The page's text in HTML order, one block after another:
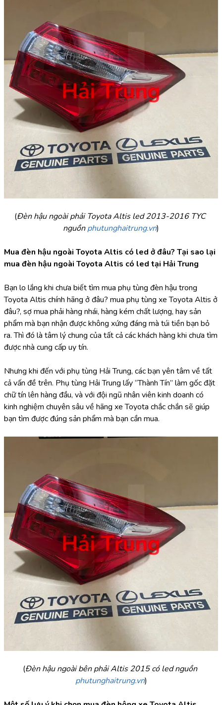
(Đèn hậu ngoài phải Toyota Altis led 2013-2016 TYC
nguồn phutunghaitrung.vn)
Mua đèn hậu ngoài Toyota Altis có led ở đâu? Tại sao lại
mua đèn hậu ngoài Toyota Altis có led tại Hải Trung
Bạn lo lắng khi chưa biết tìm mua phụ tùng đèn hậu trong
Toyota Altis chính hãng ở đâu? mua phụ tùng xe Toyota Altis ở
đâu?, sợ mua phải hàng nhái, hàng kém chất lượng, hay sản
phẩm mà bạn nhận được không xứng đáng mà túi tiền bạn bỏ
ra. Thì đó là tâm lý chung của tất cả các khách hàng khi chưa tìm
được nhà cung cấp uy tín.
Nhưng khi đến với phụ tùng Hải Trung, các bạn yên tâm về tất
cả vấn đề trên. Phụ tùng Hải Trung lấy “Thành Tín” làm gốc đặt
chữ tín lên hàng đầu, và với đội ngũ nhân viên kinh doanh có
kinh nghiệm chuyên sâu về hãng xe Toyota chắc chắn sẽ giúp
bạn tìm được đúng sản phẩm mà bạn cần mua.
(
Đèn hậu ngoài bên phải Altis 2015 có led nguồn
phutunghaitrung.vn)